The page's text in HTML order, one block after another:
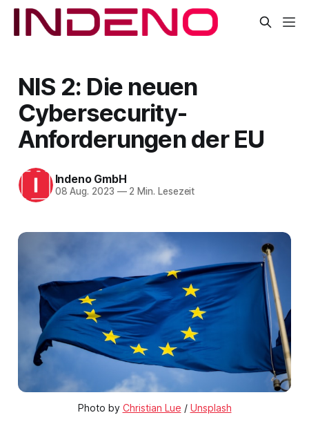
NIS 2: Die neuen
Cybersecurity-
Anforderungen der EU
Indeno GmbH
08 Aug. 2023 —2 Min. Lesezeit
Photo by Christian Lue / Unsplash